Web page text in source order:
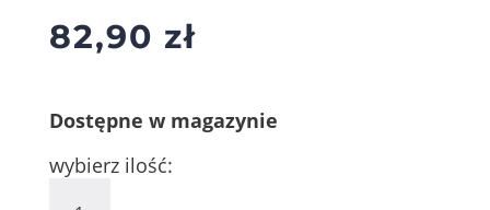
82,90 zł
Dostępne w magazynie
wybierz ilość: